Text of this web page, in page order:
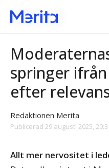
Moderaterna
springer
efter
Redaktionen Merita
Publicerad 29 augusti 2025,
Allt mer nervositet i